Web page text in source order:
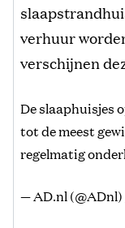
verhuur
verschijnen
De slaaphuisjes
tot de meest
regelmatig
— AD.nl (@ADnl)